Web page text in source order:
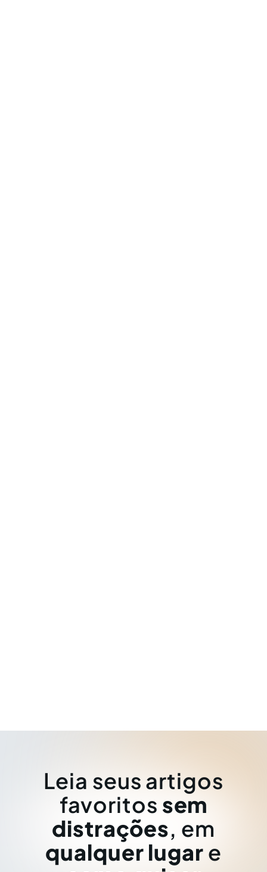
Leia seus artigos
favoritos sem
distrações, em
qualquer lugar e